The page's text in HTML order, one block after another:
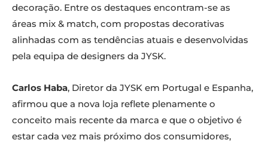
decoração. Entre os destaques encontram-se as
áreas mix & match, com propostas decorativas
alinhadas com as tendências atuais e desenvolvidas
pela equipa de designers da JYSK.
Carlos Haba, Diretor da JYSK em Portugal e Espanha,
afirmou que a nova loja reflete plenamente o
conceito mais recente da marca e que o objetivo é
estar cada vez mais próximo dos consumidores,